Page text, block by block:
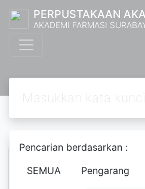
PERPUSTAKAAN
AKADEMI FARMASI
Pencarian berdasarkan :
SEMUA
Pengarang
Laporan Hasil Praktek